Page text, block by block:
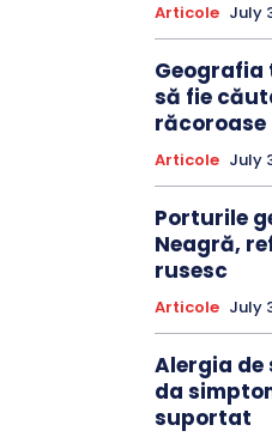
Articole July
Geografia
să fie
răcoroase
Articole July
Porturile
Neagră,
rusesc
Articole July
Alergia de
da
suportat